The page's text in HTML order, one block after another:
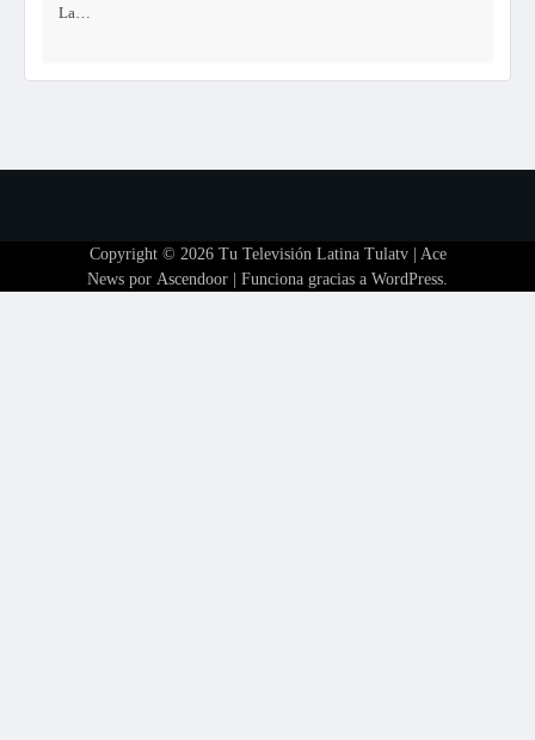
La…
Copyright © 2026 Tu Televisión Latina Tulatv| Ace
News por Ascendoor | Funciona gracias a WordPress.